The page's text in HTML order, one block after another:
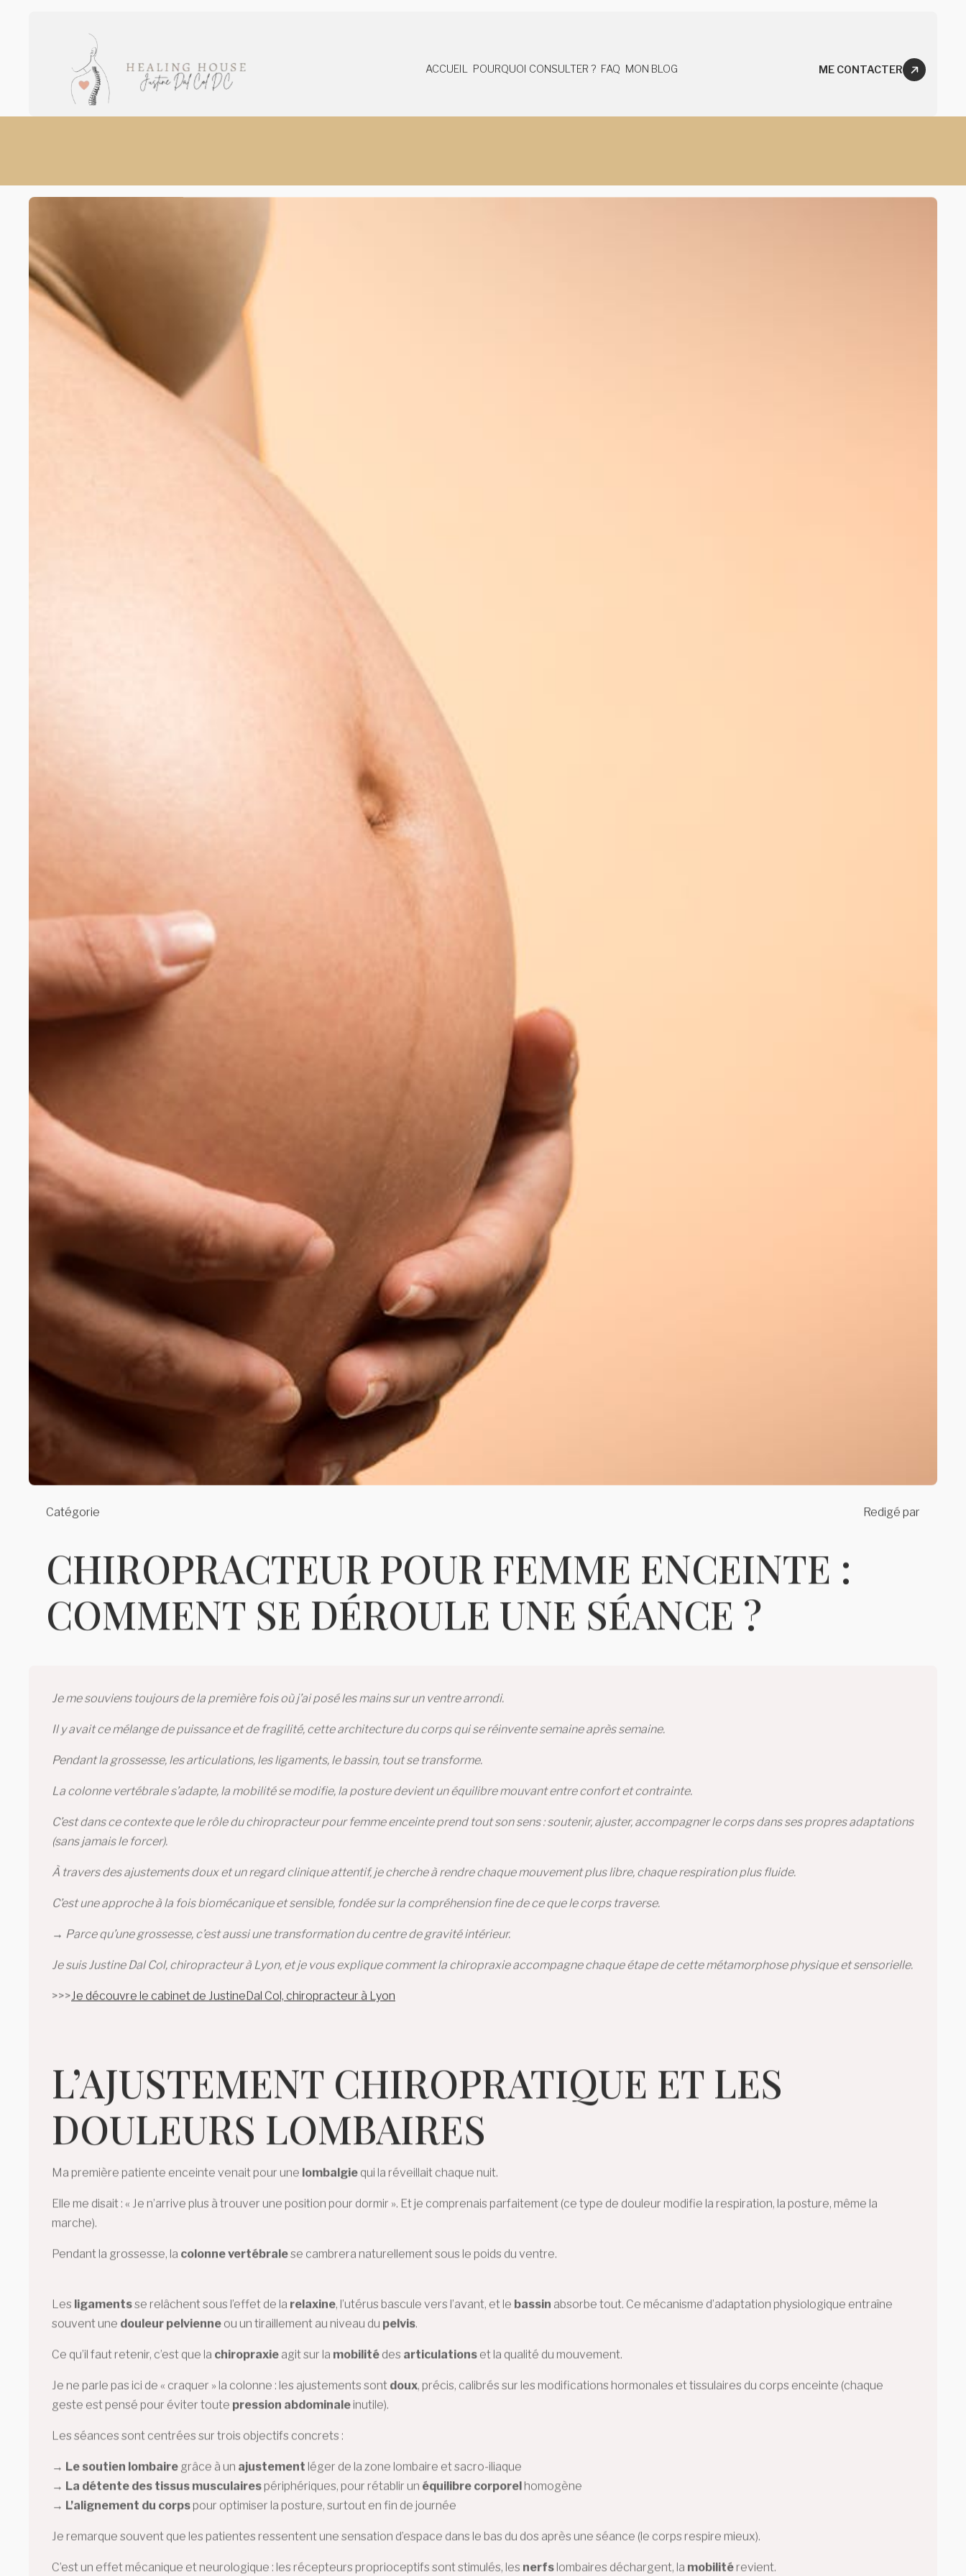
ACCUEIL POURQUOI CONSULTER ? FAQ MON BLOG
ME CONTACTER
Catégorie Redigé par
CHIROPRACTEUR POUR FEMME ENCEINTE :
COMMENT SE DÉROULE UNE SÉANCE ?
Je me souviens toujours de la première fois où j’ai posé les mains sur un ventre arrondi.
Il y avait ce mélange de puissance et de fragilité, cette architecture du corps qui se réinvente semaine après semaine.
Pendant la grossesse, les articulations, les ligaments, le bassin, tout se transforme.
La colonne vertébrale s’adapte, la mobilité se modifie, la posture devient un équilibre mouvant entre confort et contrainte.
C’est dans ce contexte que le rôle du chiropracteur pour femme enceinte prend tout son sens : soutenir, ajuster, accompagner le corps dans ses propres adaptations
(sans jamais le forcer).
À travers des ajustements doux et un regard clinique attentif, je cherche à rendre chaque mouvement plus libre, chaque respiration plus fluide.
C’est une approche à la fois biomécanique et sensible, fondée sur la compréhension fine de ce que le corps traverse.
→ Parce qu’une grossesse, c’est aussi une transformation du centre de gravité intérieur.
Je suis Justine Dal Col, chiropracteur à Lyon, et je vous explique comment la chiropraxie accompagne chaque étape de cette métamorphose physique et sensorielle.
>>>Je découvre le cabinet de JustineDal Col, chiropracteur à Lyon
L’AJUSTEMENT CHIROPRATIQUE ET LES
DOULEURS LOMBAIRES
Ma première patiente enceinte venait pour une lombalgie qui la réveillait chaque nuit.
Elle me disait : « Je n’arrive plus à trouver une position pour dormir ». Et je comprenais parfaitement (ce type de douleur modifie la respiration, la posture, même la
marche).
Pendant la grossesse, la colonne vertébralese cambrera naturellement sous le poids du ventre.
Les ligamentsse relâchent sous l’effet de la relaxine, l’utérus bascule vers l’avant, et le bassin absorbe tout. Ce mécanisme d’adaptation physiologique entraîne
souvent une douleur pelvienne ou un tiraillement au niveau du pelvis.
Ce qu’il faut retenir, c’est que la chiropraxie agit sur la mobilité des articulations et la qualité du mouvement.
Je ne parle pas ici de « craquer » la colonne : les ajustements sont doux, précis, calibrés sur les modifications hormonales et tissulaires du corps enceinte (chaque
geste est pensé pour éviter toute pression abdominale inutile).
Les séances sont centrées sur trois objectifs concrets :
→ Le soutien lombaire grâce à un ajustement léger de la zone lombaire et sacro-iliaque
→ La détente des tissus musculaires périphériques, pour rétablir un équilibre corporel homogène
→ L’alignement du corps pour optimiser la posture, surtout en fin de journée
Je remarque souvent que les patientes ressentent une sensation d’espace dans le bas du dos après une séance (le corps respire mieux).
C’est un effet mécanique et neurologique : les récepteurs proprioceptifs sont stimulés, les nerfs lombaires déchargent, la mobilité revient.